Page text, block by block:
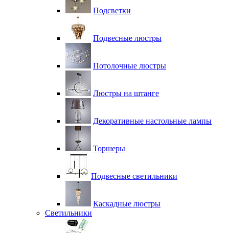
Подсветки
Подвесные люстры
Потолочные люстры
Люстры на штанге
Декоративные настольные лампы
Торшеры
Подвесные светильники
Каскадные люстры
Светильники